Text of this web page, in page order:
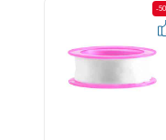
-50%
-